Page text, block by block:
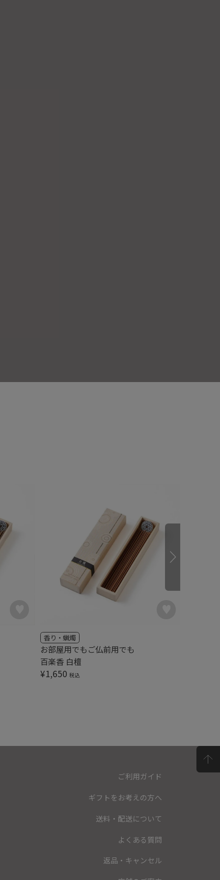
百楽香 白檀
香り・蝋燭
¥1,650 税込
お部屋用でもご仏前用でも
ご利用ガイド
ギフトをお考えの方へ
送料・配送について
よくある質問
返品・キャンセル